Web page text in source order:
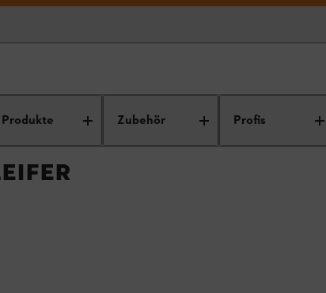
Produkte Zubehör Profis
Trennschleifer